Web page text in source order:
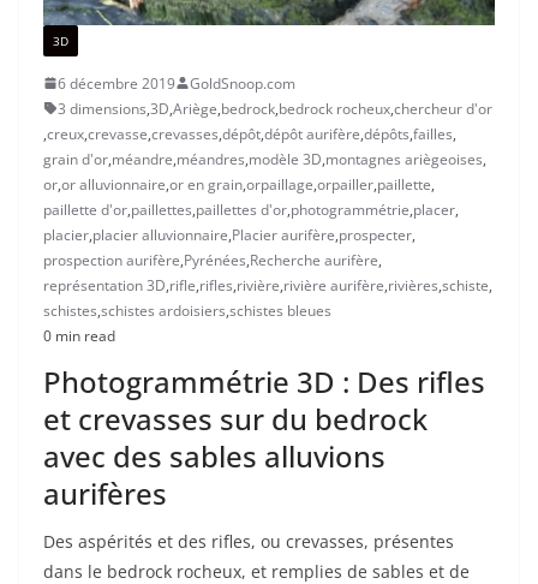
3D
6 décembre 2019
GoldSnoop.com
3 dimensions,3D,Ariège,bedrock,bedrock rocheux,chercheur d'or
,creux,crevasse,crevasses,dépôt,dépôt aurifère,dépôts,failles,
grain d'or,méandre,méandres,modèle 3D,montagnes ariègeoises,
or,or alluvionnaire,or en grain,orpaillage,orpailler,paillette,
paillette d'or,paillettes,paillettes d'or,photogrammétrie,placer,
placier,placier alluvionnaire,Placier aurifère,prospecter,
prospection aurifère,Pyrénées,Recherche aurifère,
représentation 3D,rifle,rifles,rivière,rivière aurifère,rivières,schiste,
schistes,schistes ardoisiers,schistes bleues
0 min read
Photogrammétrie 3D : Des rifles
et crevasses sur du bedrock
avec des sables alluvions
aurifères
Des aspérités et des rifles, ou crevasses, présentes
dans le bedrock rocheux, et remplies de sables et de